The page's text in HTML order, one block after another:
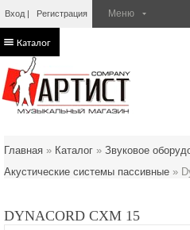
Вход Регистрация
Каталог
Главная » Каталог » Звуковое
Акустические системы пассивные »
DYNACORD CXM 15